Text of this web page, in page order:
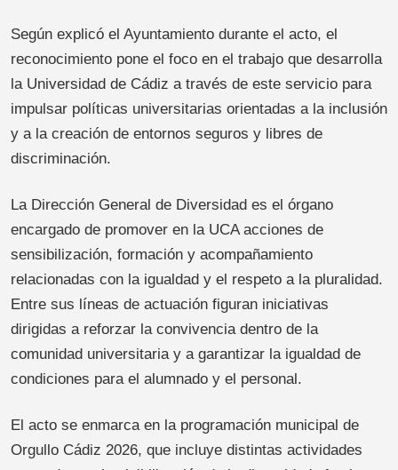
Según explicó el Ayuntamiento durante el acto, el
reconocimiento pone el foco en el trabajo que desarrolla
la Universidad de Cádiz a través de este servicio para
impulsar políticas universitarias orientadas a la inclusión
y a la creación de entornos seguros y libres de
discriminación.
La Dirección General de Diversidad es el órgano
encargado de promover en la UCA acciones de
sensibilización, formación y acompañamiento
relacionadas con la igualdad y el respeto a la pluralidad.
Entre sus líneas de actuación figuran iniciativas
dirigidas a reforzar la convivencia dentro de la
comunidad universitaria y a garantizar la igualdad de
condiciones para el alumnado y el personal.
El acto se enmarca en la programación municipal de
Orgullo Cádiz 2026, que incluye distintas actividades